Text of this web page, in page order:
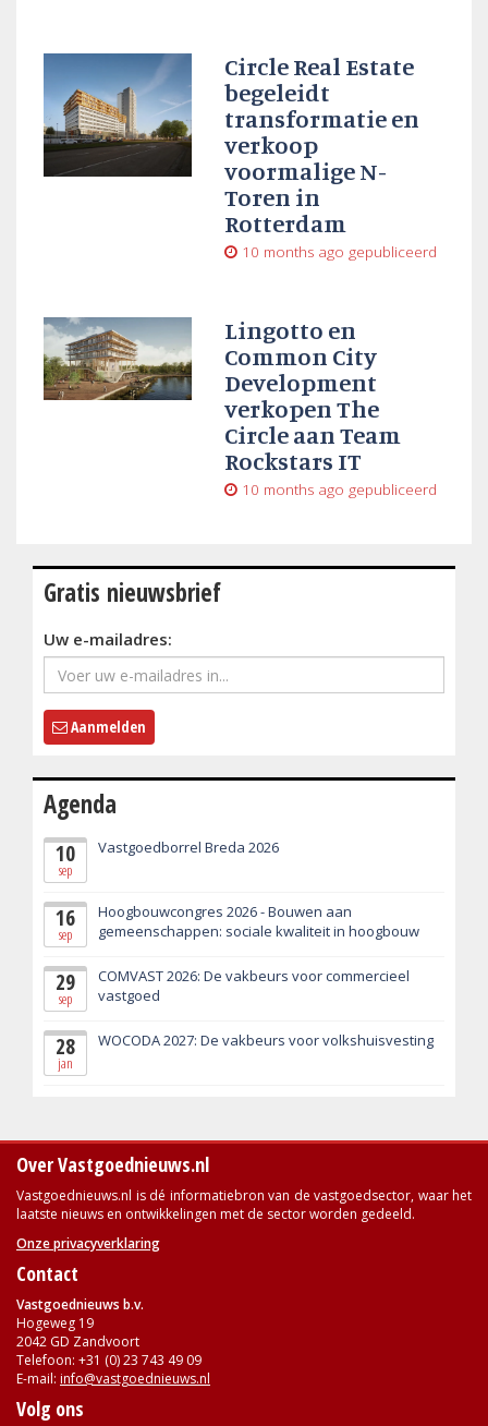
Circle Real Estate
begeleidt
transformatie en
verkoop
voormalige N-
Toren in
Rotterdam
10 months ago gepubliceerd
Lingotto en
Common City
Development
verkopen The
Circle aan Team
Rockstars IT
10 months ago gepubliceerd
Gratis nieuwsbrief
Uw e-mailadres:
Aanmelden
Agenda
10
sep
Vastgoedborrel Breda 2026
16
sep
Hoogbouwcongres 2026 - Bouwen aan
gemeenschappen: sociale kwaliteit in hoogbouw
29
sep
COMVAST 2026: De vakbeurs voor commercieel
vastgoed
28
jan
WOCODA 2027: De vakbeurs voor volkshuisvesting
Over Vastgoednieuws.nl
Vastgoednieuws.nl is dé informatiebron van de vastgoedsector, waar het
laatste nieuws en ontwikkelingen met de sector worden gedeeld.
Onze privacyverklaring
Contact
Vastgoednieuws b.v.
Hogeweg 19
2042 GD Zandvoort
Telefoon: +31 (0) 23 743 49 09
E-mail: info@vastgoednieuws.nl
Volg ons